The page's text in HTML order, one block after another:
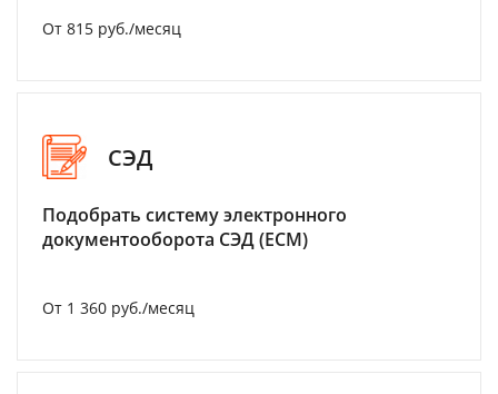
От 815 руб./месяц
СЭД
Подобрать систему электронного
документооборота СЭД (ECM)
От 1 360 руб./месяц